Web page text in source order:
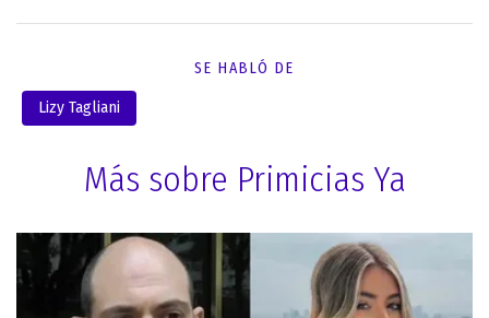
SE HABLÓ DE
Lizy Tagliani
Más sobre Primicias Ya